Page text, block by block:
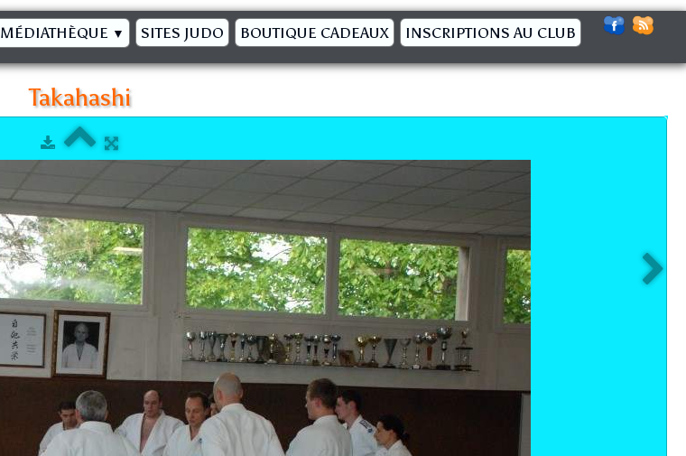
MÉDIATHÈQUE ▼ SITES JUDO BOUTIQUE CADEAUX INSCRIPTIONS AU CLUB
Takahashi